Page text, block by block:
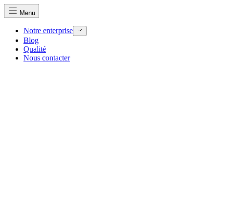
Menu
Notre enterprise
Blog
Qualité
Nous contacter